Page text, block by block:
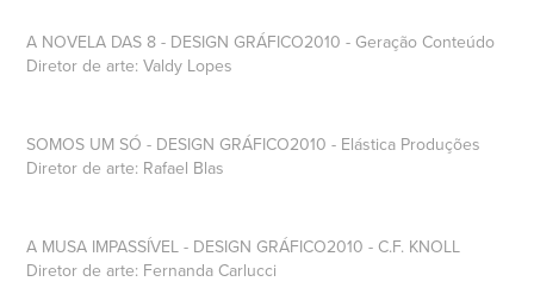
A NOVELA DAS 8 - DESIGN GRÁFICO2010 - Geração Conteúdo
Diretor de arte: Valdy Lopes
SOMOS UM SÓ - DESIGN GRÁFICO2010 - Elástica Produções
Diretor de arte: Rafael Blas
A MUSA IMPASSÍVEL - DESIGN GRÁFICO2010 - C.F. KNOLL
Diretor de arte: Fernanda Carlucci